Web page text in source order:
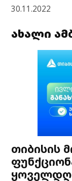
30.11.2022
ახალი
თიბისის